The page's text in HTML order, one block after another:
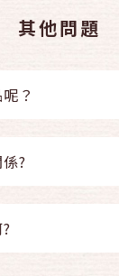
其他問題
？
?